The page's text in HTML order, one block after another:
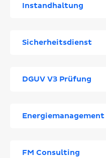
Instandhaltung
Sicherheitsdienst
DGUV V3 Prüfung
Energiemanagement
FM Consulting